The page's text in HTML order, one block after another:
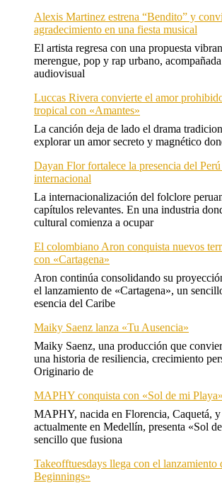
Alexis Martinez estrena “Bendito” y
agradecimiento en una fiesta musical
El artista regresa con una propuesta
merengue, pop y rap urbano,
audiovisual
Luccas Rivera convierte el amor
tropical con «Amantes»
La canción deja de lado el drama
explorar un amor secreto y magnético
Dayan Flor fortalece la presencia del
internacional
La internacionalización del folclore
capítulos relevantes. En una industria
cultural comienza a ocupar
El colombiano Aron conquista nuevos
con «Cartagena»
Aron continúa consolidando su
el lanzamiento de «Cartagena», un
esencia del Caribe
Maiky Saenz lanza «Tu Ausencia»
Maiky Saenz, una producción que
una historia de resiliencia, crecimiento
Originario de
MAPHY conquista con «Sol de mi Playa»
MAPHY, nacida en Florencia, Caquetá, y
actualmente en Medellín, presenta «Sol
sencillo que fusiona
Takeofftuesdays llega con el lanzamiento
Beginnings»